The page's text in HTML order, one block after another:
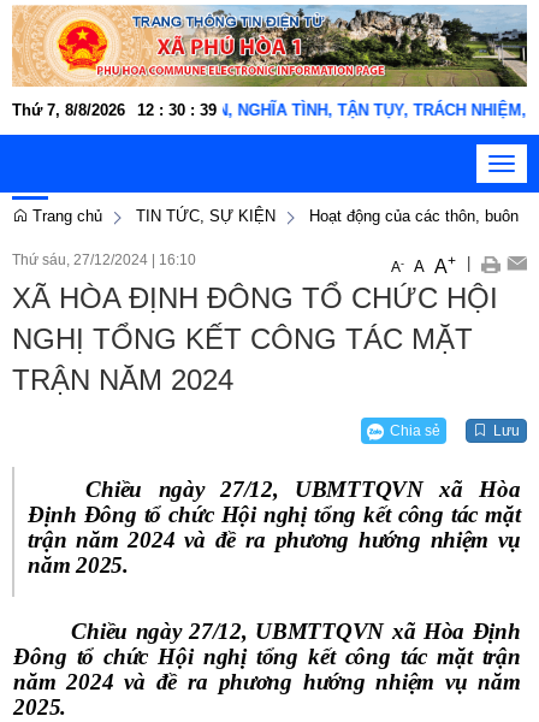
Thứ 7, 8/8/2026 12 : 30 : 40
1 "THÂN THIỆN, NGHĨA TÌNH, TẬN TỤY, TRÁCH NHIỆM, KỶ
Trang chủ
TIN TỨC, SỰ KIỆN Hoạt động của các thôn, buôn
Thứ sáu, 27/12/2024 16:10 A- A A+
XÃ HÒA ĐỊNH ĐÔNG TỔ CHỨC HỘI
NGHỊ TỔNG KẾT CÔNG TÁC MẶT
TRẬN NĂM 2024
Chia sẻ Lưu
Chiều ngày 27/12, UBMTTQVN xã Hòa
Định Đông tổ chức Hội nghị tổng kết công tác mặt
trận năm 2024 và đề ra phương hướng nhiệm vụ
năm 2025.
Chiều ngày 27/12, UBMTTQVN xã Hòa Định
Đông tổ chức Hội nghị tổng kết công tác mặt trận
năm 2024 và đề ra phương hướng nhiệm vụ năm
2025.